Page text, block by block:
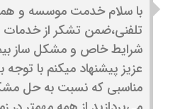
با سلام خدمت موسسه و
تلفنی،ضمن تشکر از خدمات
شرایط خاص و مشکل ساز
عزیز پیشنهاد میکنم با توجه
مناسبی که نسبت به حل